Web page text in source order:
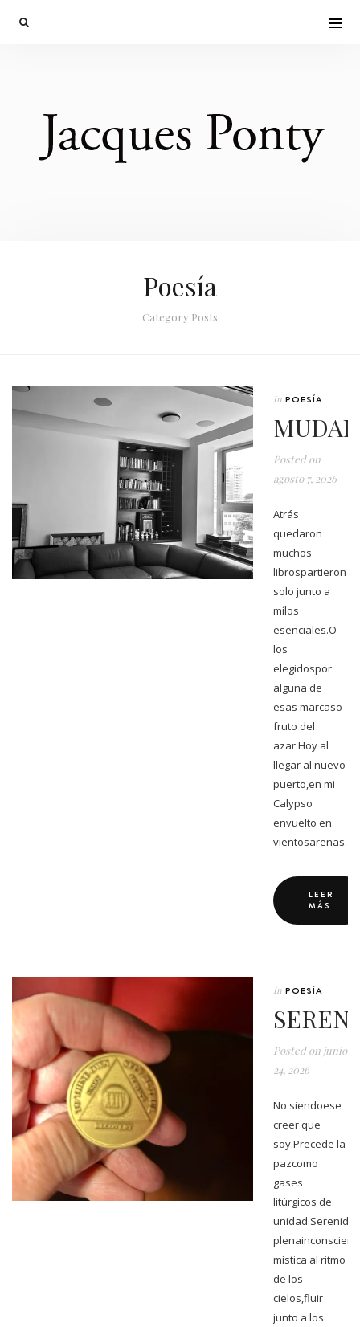
Poesía
Category Posts
In POESÍA
Posted on
agosto 7, 2026
Atrás
quedaron
muchos
librospartieron
solo junto a
mílos
esenciales.O
los
elegidospor
alguna de
esas marcaso
fruto del
azar.Hoy al
llegar al nuevo
puerto,en mi
Calypso
envuelto en
vientosarenas…
LEER
MÁS
In POESÍA
Posted on junio
24, 2026
No siendoese
creer que
soy.Precede la
pazcomo
gases
litúrgicos de
mística al ritmo
de los
cielos,fluir
junto a los